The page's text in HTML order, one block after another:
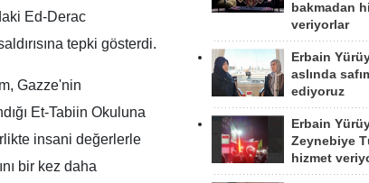
Ed-Derac
tepki gösterdi.
Gazze'nin
Et-Tabiin Okuluna
insani değerlerle
bir kez daha
bakmadan
veriyorlar
Erbain
aslında
ediyoruz
Erbain
Zeynebiye
hizmet